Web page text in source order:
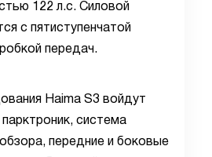
122 л.с. Силовой
с пятиступенчатой
передач.
Haima S3 войдут
система
передние и боковые